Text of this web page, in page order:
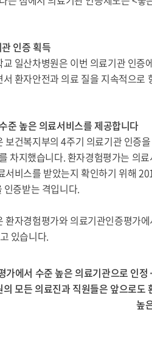
인증 획득
일산차병원은 이번 의료기관 인
환자안전과 의료 질을 지속적으
준 높은 의료서비스를 제공합니다
보건복지부의 4주기 의료기관 인증
차지했습니다. 환자경험평가는 의
서비스를 받았는지 확인하기 위해
인증받는 격입니다.
환자경험평가와 의료기관인증평가
있습니다.
가에서 수준 높은 의료기관으로 인
의 모든 의료진과 직원들은 앞으로
높